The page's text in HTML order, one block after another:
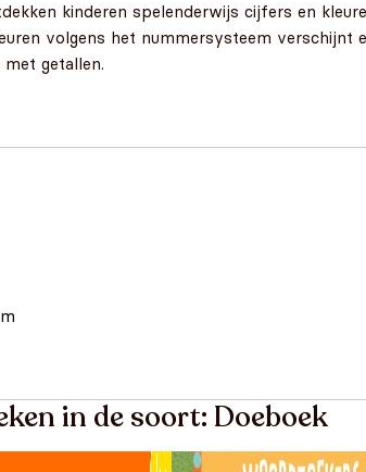
kinderen spelenderwijs cijfers en
volgens het nummersysteem verschijnt
getallen.
in de soort: Doeboek